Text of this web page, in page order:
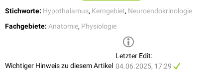
Stichworte: Hypothalamus, Kerngebiet, Neuroendokrinologie
Fachgebiete: Anatomie, Physiologie
Wichtiger Hinweis zu diesem Artikel
Letzter Edit:
04.06.2025, 17:29